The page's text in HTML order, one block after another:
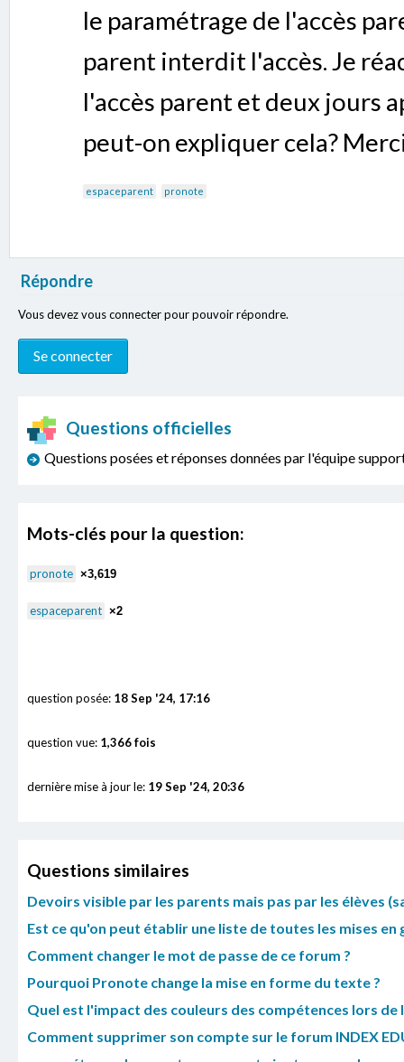
le paramétrage de l'accès
parent interdit l'accès. Je
l'accès parent et deux jours
peut-on expliquer cela?
espaceparent pronote
Répondre
Vous devez vous connecter pour pouvoir répondre.
Questions officielles
Questions posées et réponses données par l'équipe
Mots-clés pour la question:
pronote ×3,619
espaceparent ×2
question posée: 18 Sep '24, 17:16
question vue: 1,366 fois
dernière mise à jour le: 19 Sep '24, 20:36
Questions similaires
Devoirs visible par les parents mais pas par les élèves
Est ce qu'on peut établir une liste de toutes les mises en
Comment changer le mot de passe de ce forum ?
Pourquoi Pronote change la mise en forme du texte ?
Quel est l'impact des couleurs des compétences lors de
Comment supprimer son compte sur le forum INDEX